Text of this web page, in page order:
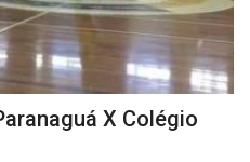
X Colégio